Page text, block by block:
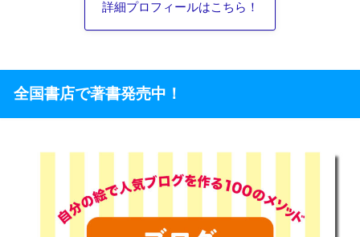
詳細プロフィールはこちら！
全国書店で著書発売中！